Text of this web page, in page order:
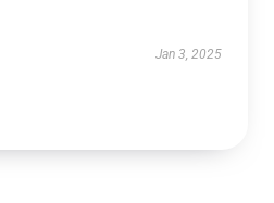
Jan 3, 2025